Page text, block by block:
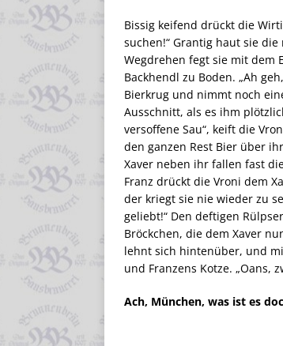
Bissig keifend drückt die
suchen!“ Grantig haut sie
Wegdrehen fegt sie mit dem
Backhendl zu Boden. „Ah
Bierkrug und nimmt noch
Ausschnitt, als es ihm
versoffene Sau“, keift die
den ganzen Rest Bier über
Xaver neben ihr fallen fast
Franz drückt die Vroni dem
der kriegt sie nie wieder zu
geliebt!“ Den deftigen
Bröckchen, die dem Xaver
lehnt sich hintenüber, und
und Franzens Kotze. „Oans,
Ach, München, was ist es